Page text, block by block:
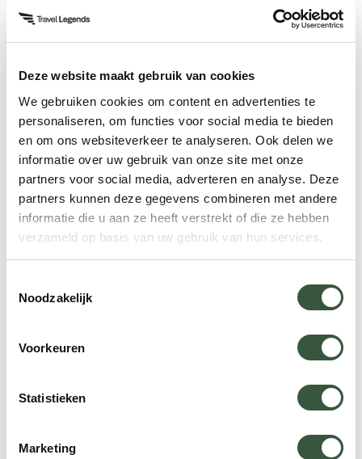
Deze website maakt gebruik van cookies
We gebruiken cookies om content en advertenties te
personaliseren, om functies voor social media te bieden
en om ons websiteverkeer te analyseren. Ook delen we
informatie over uw gebruik van onze site met onze
partners voor social media, adverteren en analyse. Deze
partners kunnen deze gegevens combineren met andere
informatie die u aan ze heeft verstrekt of die ze hebben
verzameld op basis van uw gebruik van hun services.
Noodzakelijk
Voorkeuren
Statistieken
Marketing
Lissabon
. Ook tof is een echte surf-experience aan
de kust met oude VW-busjes. Verder staat het
gezellige bars, kroegen en clubs.
Of u nu naar Lissabon wilt, Porto of een hele
andere bestemming, alles is mogelijk. Bespreek
uw wensen met onze reisspecialisten en wij
stellen een voorstel op maat voor u samen.
Incentive op reis
Hoogtepunten
Een selectie aan ervaringen tijdens uw reis
Rijd in oude VW-busjes